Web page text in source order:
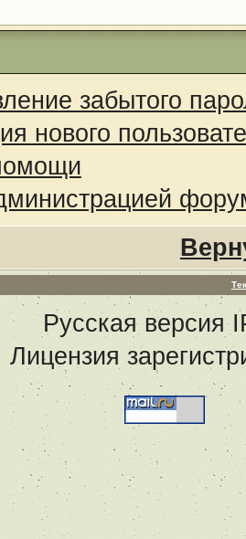
забытого
нового
Русская версия
Лицензия